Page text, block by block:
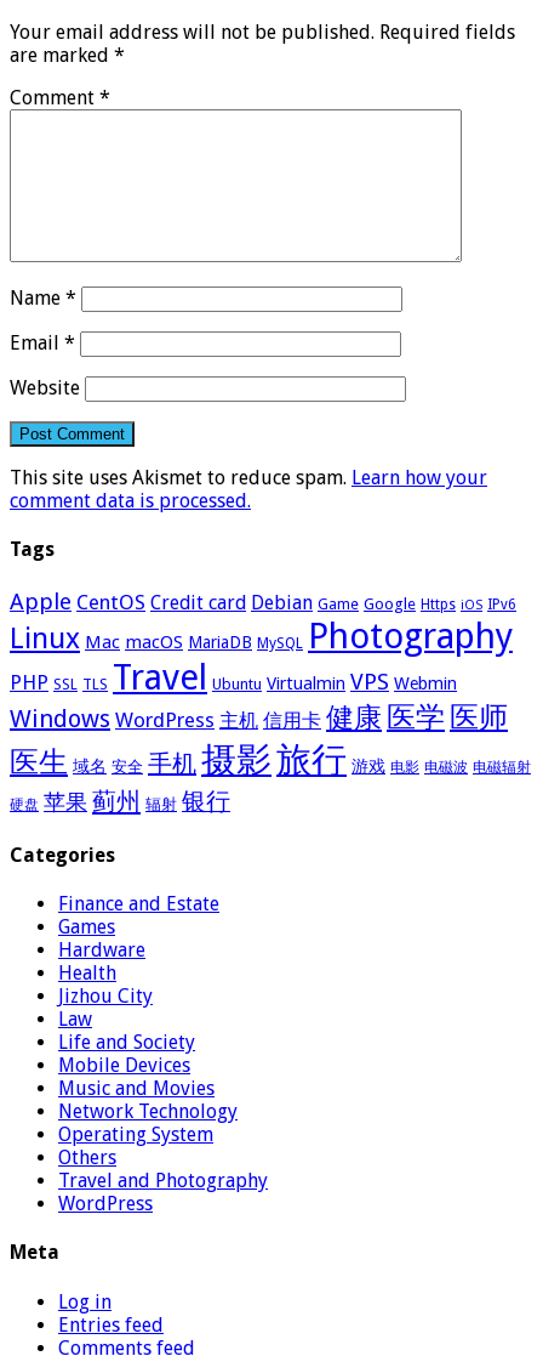
Your email address will not be published. Required fields
are marked *
Comment *
Name *
Email *
Website
This site uses Akismet to reduce spam. Learn how your
comment data is processed.
Tags
Apple CentOS Credit card Debian Game Google Https iOS IPv6
Linux Mac macOS MariaDB MySQL Photography
PHP SSL TLS Travel Ubuntu Virtualmin VPS Webmin
Windows WordPress 主机 信用卡 健康 医学 医师
医生 域名 安全 手机摄影旅行 游戏 电影 电磁波 电磁辐射
硬盘 苹果 蓟州 辐射 银行
Categories
Finance and Estate
Games
Hardware
Health
Jizhou City
Law
Life and Society
Mobile Devices
Music and Movies
Network Technology
Operating System
Others
Travel and Photography
WordPress
Meta
Log in
Entries feed
Comments feed